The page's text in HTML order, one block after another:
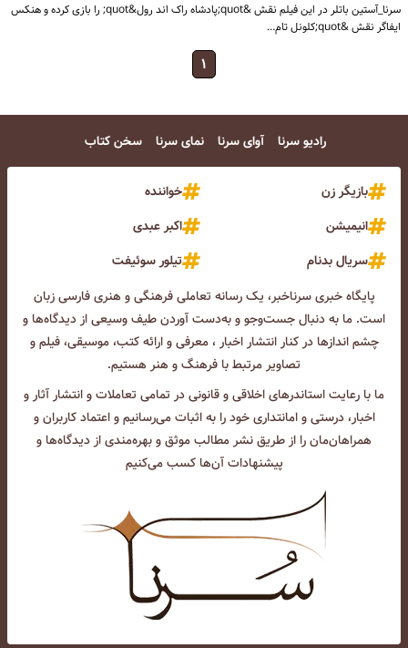
سرنا_آستین باتلر در این فیلم نقش &quot;پادشاه راک اند رول&quot; را بازی کرده و هنکس
ایفاگر نقش &quot;کلونل تام…
۱
رادیو سرنا آوای سرنا نمای سرنا سخن کتاب
بازیگر زن
خواننده
انیمیشن
اکبر عبدی
سریال بدنام
تیلور سوئیفت
پایگاه خبری سرناخبر، یک رسانه تعاملی فرهنگی و هنری فارسی زبان
است. ما به دنبال جست‌و‌جو و به‌دست آوردن طیف وسیعی از دیدگاه‌ها و
چشم انداز‌ها در کنار انتشار اخبار ، معرفی و ارائه کتب، موسیقی، فیلم و
تصاویر مرتبط با فرهنگ و هنر هستیم.
ما با رعایت استاندرهای اخلاقی و قانونی در تمامی تعاملات و انتشار آثار و
اخبار، درستی و امانتداری خود را به اثبات می‌رسانیم و اعتماد کاربران و
همراهان‌مان را از طریق نشر مطالب موثق و بهره‌مندی از دیدگاه‌ها و
پیشنهادات آن‌ها کسب می‌کنیم